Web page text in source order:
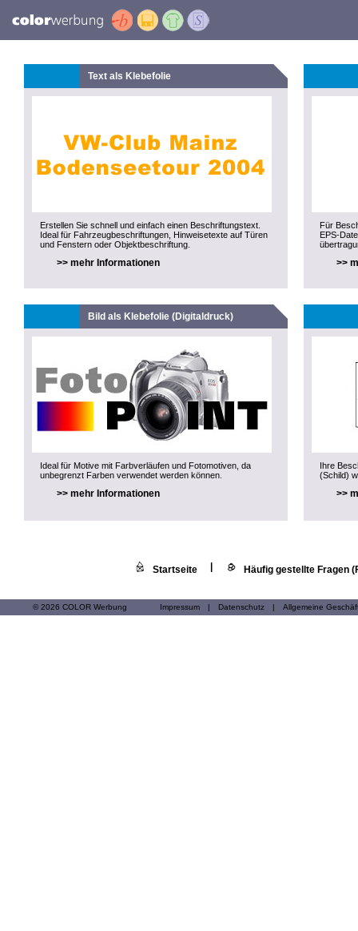
Text als Klebefolie
Erstellen Sie schnell und einfach einen Beschriftungstext.
Ideal für Fahrzeugbeschriftungen, Hinweisetexte auf Türen
und Fenstern oder Objektbeschriftung.
>> mehr Informationen
Für
EPS-
>>
Bild als Klebefolie (Digitaldruck)
Ideal für Motive mit Farbverläufen und Fotomotiven, da
unbegrenzt Farben verwendet werden können.
>> mehr Informationen
Ihre
(Schild)
>>
Startseite Häufig gestellte Fragen
© 2026 COLOR Werbung Impressum | Datenschutz | Allgemeine